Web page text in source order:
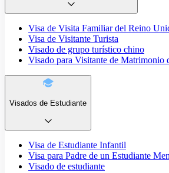
Visa de Visita Familiar del Reino
Visa de Visitante Turista
Visado de grupo turístico chino
Visado para Visitante de Matrimonio
Visados de Estudiante
Visa de Estudiante Infantil
Visa para Padre de un Estudiante
Visado de estudiante